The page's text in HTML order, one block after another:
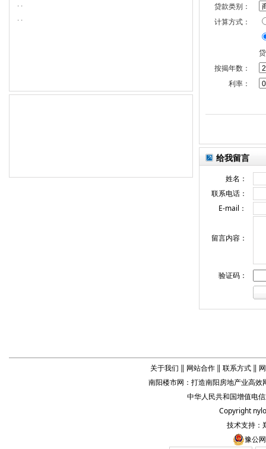
贷款类别：
计算方式：
按揭年数：
利率：
给我留言
姓名：
联系电话：
E-mail：
留言内容：
验证码：
· ·
· ·
关于我们 ‖ 网站合作‖ 联系方式‖
南阳楼市网 ：打造南阳房地产业高效
中华人民共和国增值电
Copyright
技术支持：
豫公